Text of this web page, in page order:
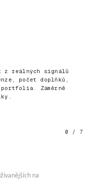
z reálných signálů
počet doplňků,
Záměrně
0 / 7
na